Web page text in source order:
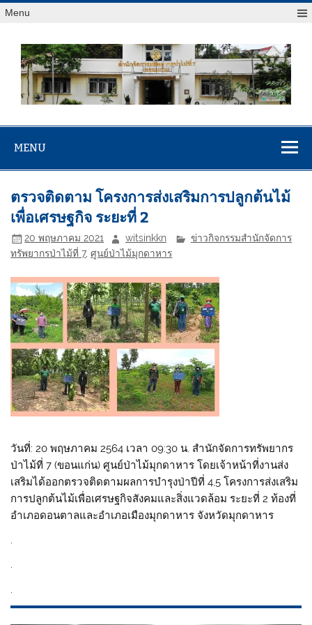
Menu
สจป.ที่ 7
(ขอนแก่น)
MENU
ตรวจติดตาม โครงการส่งเสริมการปลูกต้นไม้
เพื่อเศรษฐกิจ ระยะที่ 2
20 พฤษภาคม 2021 witsinkkn
ข่าวกิจกรรมสำนักจัดการ
ทรัพยากรป่าไม้ที่ 7,ศูนย์ป่าไม้มุกดาหาร
วันที่: 20 พฤษภาคม 2564 เวลา 09:30 น. สำนักจัดการทรัพยากร
ป่าไม้ที่ 7 (ขอนแก่น) ศูนย์ป่าไม้มุกดาหาร โดยเจ้าหน้าที่งานส่ง
เสริมได้ออกตรวจติดตามผลการบำรุงป่าปีที่ 4,5 โครงการส่งเสริม
การปลูกต้นไม้เพื่อเศรษฐกิจสังคมและสิ่งแวดล้อม ระยะที่ 2 ท้องที่
อำเภอดอนตาลและอำเภอเมืองมุกดาหาร จังหวัดมุกดาหาร
.
.
.